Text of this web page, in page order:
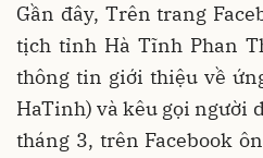
Gần đây, Trên trang
tịch tỉnh Hà Tĩnh Phan
thông tin giới thiệu về
HaTinh) và kêu gọi người
tháng 3, trên Facebook